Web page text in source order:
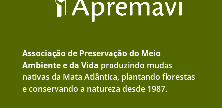
Associação de Preservação do Meio
Ambiente e da Vida produzindo mudas
nativas da Mata Atlântica, plantando florestas
e conservando a natureza desde 1987.